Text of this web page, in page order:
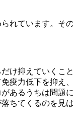
れています。そ
け抑えていくこ
疫力低下を抑
あるうちは問題
てくるのを見